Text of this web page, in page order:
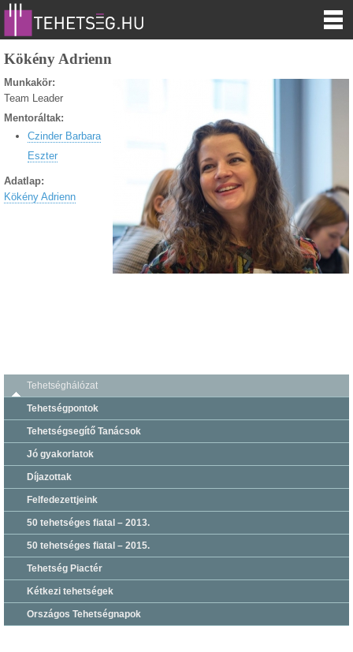
Kökény Adrienn
Munkakör:
Team Leader
Mentoráltak:
Czinder Barbara
Eszter
Adatlap:
Kökény Adrienn
Tehetséghálózat
Tehetségpontok
Tehetségsegítő Tanácsok
Jó gyakorlatok
Díjazottak
Felfedezettjeink
50 tehetséges fiatal – 2013.
50 tehetséges fiatal – 2015.
Tehetség Piactér
Kétkezi tehetségek
Országos Tehetségnapok